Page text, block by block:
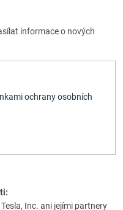
informace o nových
ochrany osobních
Inc. ani jejími partnery